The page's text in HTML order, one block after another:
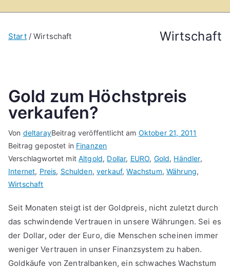
Wirtschaft
Start Wirtschaft
Gold zum Höchstpreis
verkaufen?
Von deltarayBeitrag veröffentlicht am Oktober 21, 2011
Beitrag gepostet in Finanzen
Verschlagwortet mitAltgold, Dollar, EURO, Gold, Händler,
Internet, Preis, Schulden,verkauf,Wachstum, Währung,
Wirtschaft
Seit Monaten steigt ist der Goldpreis, nicht zuletzt durch
das schwindende Vertrauen in unsere Währungen. Sei es
der Dollar, oder der Euro, die Menschen scheinen immer
weniger Vertrauen in unser Finanzsystem zu haben.
Goldkäufe von Zentralbanken, ein schwaches Wachstum